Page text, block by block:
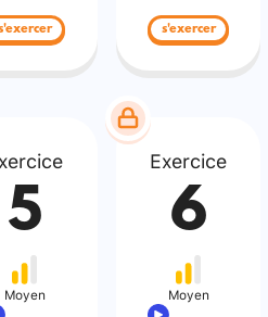
s'exercer
5
Moyen
Exercice
6
Moyen